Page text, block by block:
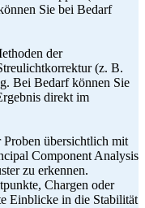
Sie bei Bedarf
der
(z. B.
Bei Bedarf können Sie
direkt im
Proben übersichtlich mit
Component Analysis
zu erkennen.
Chargen oder
Einblicke in die Stabilität